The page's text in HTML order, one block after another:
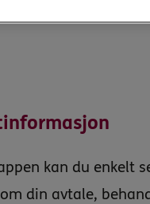
kan du enkelt
din avtale,